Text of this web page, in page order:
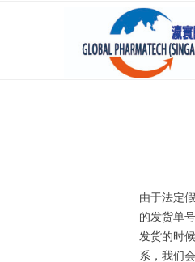
由于法定
的发货单
发货的时
系，我们